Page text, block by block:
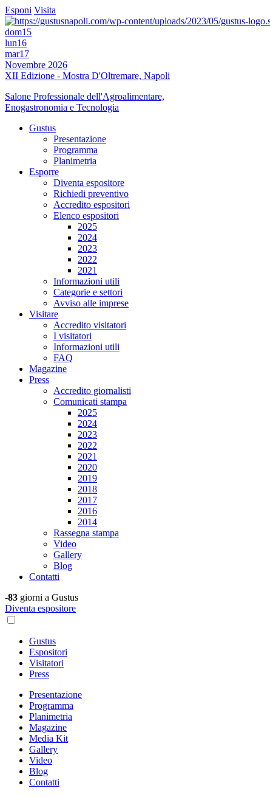
Esponi Visita
dom15
lun16
mar17
Novembre 2026
XII Edizione - Mostra D'Oltremare, Napoli
Salone Professionale dell'Agroalimentare,
Enogastronomia e Tecnologia
Gustus
Presentazione
Programma
Planimetria
Esporre
Diventa espositore
Richiedi preventivo
Accredito espositori
Elenco espositori
2025
2024
2023
2022
2021
Informazioni utili
Categorie e settori
Avviso alle imprese
Visitare
Accredito visitatori
I visitatori
Informazioni utili
FAQ
Magazine
Press
Accredito giornalisti
Comunicati stampa
2025
2024
2023
2022
2021
2020
2019
2018
2017
2016
2014
Rassegna stampa
Video
Gallery
Blog
Contatti
-83 giorni a Gustus
Diventa espositore
Gustus
Espositori
Visitatori
Press
Presentazione
Programma
Planimetria
Magazine
Media Kit
Gallery
Video
Blog
Contatti